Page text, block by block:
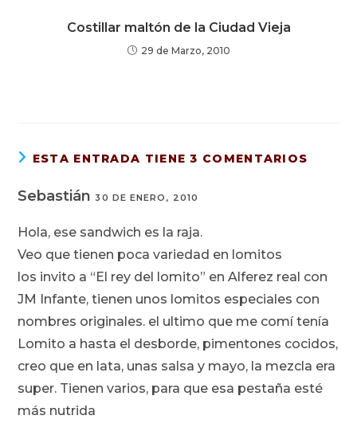
Costillar maltón de la Ciudad Vieja
29 de Marzo, 2010
ESTA ENTRADA TIENE 3 COMENTARIOS
Sebastián 30 DE ENERO, 2010
Hola, ese sandwich es la raja.
Veo que tienen poca variedad en lomitos
los invito a “El rey del lomito” en Alferez real con
JM Infante, tienen unos lomitos especiales con
nombres originales. el ultimo que me comí tenía
Lomito a hasta el desborde, pimentones cocidos,
creo que en lata, unas salsa y mayo, la mezcla era
super. Tienen varios, para que esa pestaña esté
más nutrida